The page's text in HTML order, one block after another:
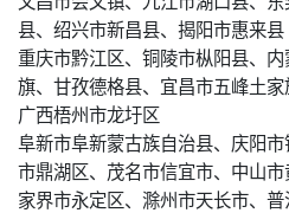
县、绍兴市新昌县、揭阳市惠来县
重庆市黔江区、铜陵市枞阳县、
旗、甘孜德格县、宜昌市五峰土家
广西梧州市龙圩区
阜新市阜新蒙古族自治县、庆阳
市鼎湖区、茂名市信宜市、中山
家界市永定区、滁州市天长市、